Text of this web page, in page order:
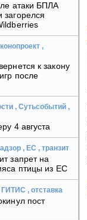
атаки БПЛА
,
к закону
после
, Сутьсобытий ,
4 августа
, ЕС , транзит
запрет на
птицы из ЕС
ГИТИС , отставка
пост